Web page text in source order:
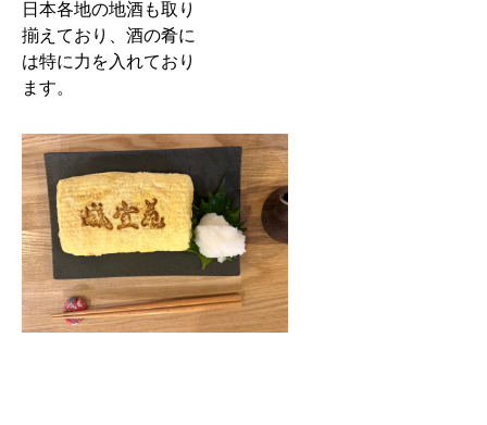
日本各地の地酒も取り
揃えており、酒の肴に
は特に力を入れており
ます。